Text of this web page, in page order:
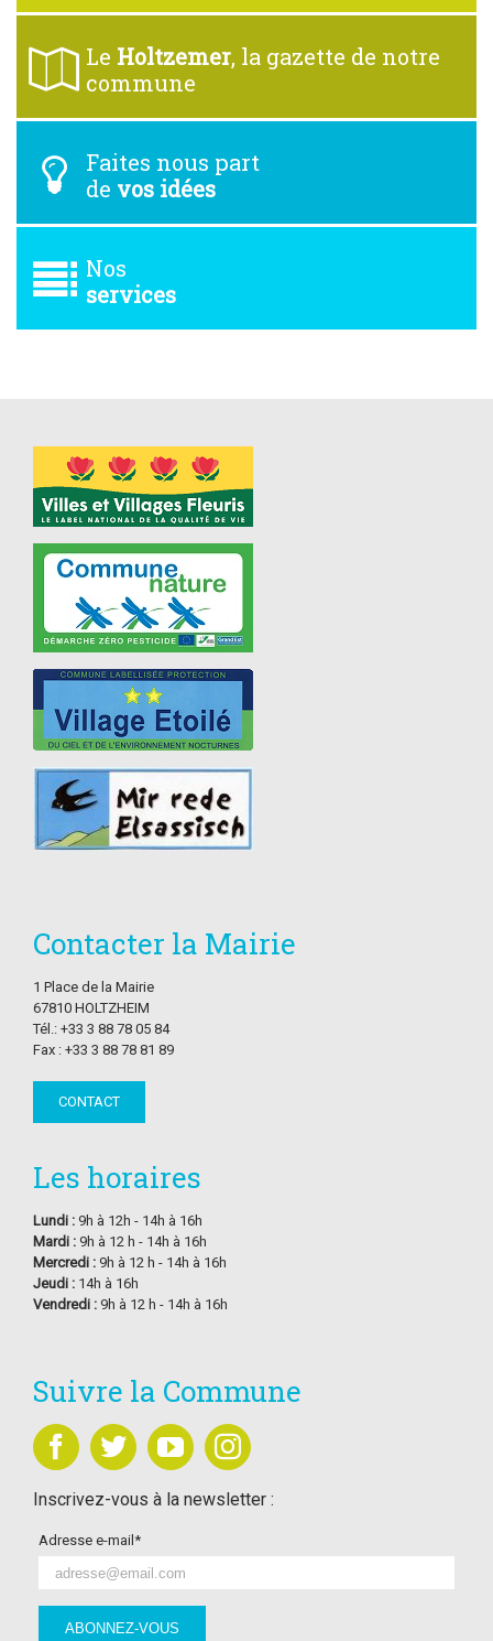
Le Holtzemer, la gazette de notre
commune
Faites nous part
de vos idées
Nos
services
Contacter la Mairie
1 Place de la Mairie
67810 HOLTZHEIM
Tél.: +33 3 88 78 05 84
Fax : +33 3 88 78 81 89
CONTACT
Les horaires
Lundi : 9h à 12h - 14h à 16h
Mardi : 9h à 12 h - 14h à 16h
Mercredi : 9h à 12 h - 14h à 16h
Jeudi : 14h à 16h
Vendredi : 9h à 12 h - 14h à 16h
Suivre la Commune
Inscrivez-vous à la newsletter :
Adresse e-mail*